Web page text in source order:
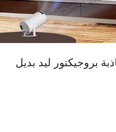
بروجيكتور ليد بديل